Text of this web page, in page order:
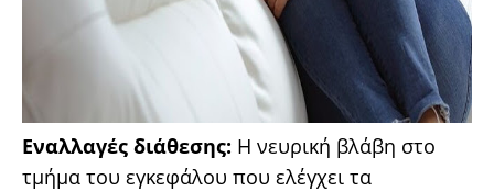
Εναλλαγές διάθεσης: Η νευρική βλάβη στο
τμήμα του εγκεφάλου που ελέγχει τα